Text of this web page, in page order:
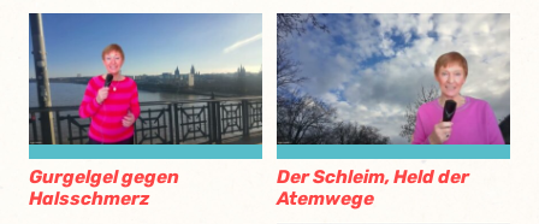
Gurgelgel gegen
Halsschmerz
Der Schleim, Held der
Atemwege